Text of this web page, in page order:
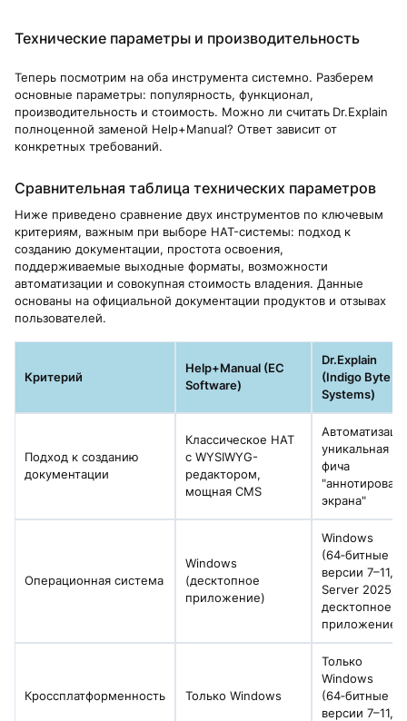
Технические параметры и производительность
Теперь посмотрим на оба инструмента системно. Разберем
основные параметры: популярность, функционал,
производительность и стоимость. Можно ли считать Dr.Explain
полноценной заменой Help+Manual? Ответ зависит от
конкретных требований.
Сравнительная таблица технических параметров
Ниже приведено сравнение двух инструментов по ключевым
критериям, важным при выборе HAT-системы: подход к
созданию документации, простота освоения,
поддерживаемые выходные форматы, возможности
автоматизации и совокупная стоимость владения. Данные
основаны на официальной документации продуктов и отзывах
пользователей.
Критерий
Help+Manual (EC
Software)
Dr.Explain
(Indigo Byte
Systems)
Подход к созданию
документации
Классическое HAT
с WYSIWYG-
редактором,
мощная CMS
уникальная
фича
экрана"
Операционная система
Windows
(десктопное
приложение)
Windows
(64‑битные
версии 7–11,
Server 2025),
десктопное
приложение
Кроссплатформенность Только Windows
Только
Windows
(64‑битные
версии 7–11,